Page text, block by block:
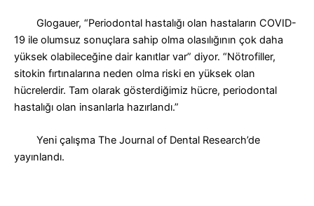
Glogauer, “Periodontal hastalığı olan hastaların COVID-
19 ile olumsuz sonuçlara sahip olma olasılığının çok daha
yüksek olabileceğine dair kanıtlar var” diyor. “Nötrofiller,
sitokin fırtınalarına neden olma riski en yüksek olan
hücrelerdir. Tam olarak gösterdiğimiz hücre, periodontal
hastalığı olan insanlarla hazırlandı.”
Yeni çalışma The Journal of Dental Research’de
yayınlandı.